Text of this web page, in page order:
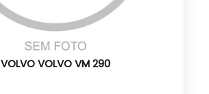
VOLVO VOLVO VM 290